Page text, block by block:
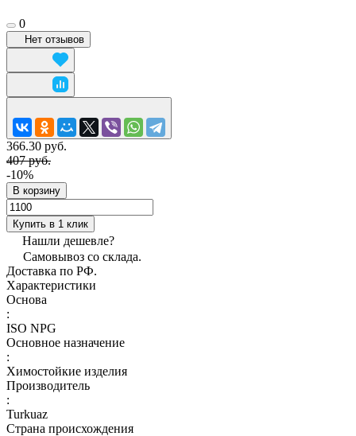
0
Нет отзывов
366.30 руб.
407 руб.
-10%
В корзину
Купить в 1 клик
Нашли дешевле?
Самовывоз со склада.
Доставка по РФ.
Характеристики
Основа
:
ISO NPG
Основное назначение
:
Химостойкие изделия
Производитель
:
Turkuaz
Страна происхождения